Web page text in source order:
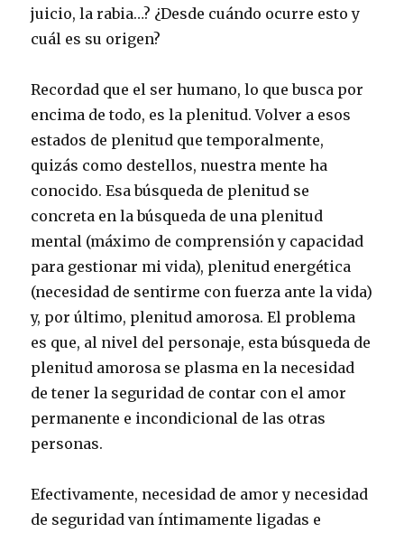
juicio, la rabia…? ¿Desde cuándo ocurre esto y
cuál es su origen?
Recordad que el ser humano, lo que busca por
encima de todo, es la plenitud. Volver a esos
estados de plenitud que temporalmente,
quizás como destellos, nuestra mente ha
conocido. Esa búsqueda de plenitud se
concreta en la búsqueda de una plenitud
mental (máximo de comprensión y capacidad
para gestionar mi vida), plenitud energética
(necesidad de sentirme con fuerza ante la vida)
y, por último, plenitud amorosa. El problema
es que, al nivel del personaje, esta búsqueda de
plenitud amorosa se plasma en la necesidad
de tener la seguridad de contar con el amor
permanente e incondicional de las otras
personas.
Efectivamente, necesidad de amor y necesidad
de seguridad van íntimamente ligadas e